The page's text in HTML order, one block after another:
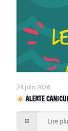
24 juin 2026
ALERTE
Lire